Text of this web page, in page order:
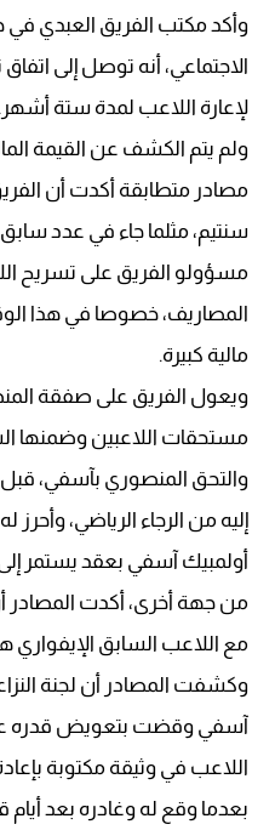
وأكد مكتب الفريق العبدي
الاجتماعي، أنه توصل إلى اتفاق
لإعارة اللاعب لمدة ستة أشهر.
ولم يتم الكشف عن القيمة
سنتيم، مثلما جاء في عدد
مسؤولو الفريق على تسريح
المصاريف، خصوصا في هذا
مالية كبيرة.
ويعول الفريق على صفقة
مستحقات اللاعبين وضمنها
والتحق المنصوري بآسفي،
إليه من الرجاء الرياضي،
أولمبيك آسفي بعقد يستمر إلى
من جهة أخرى، أكدت المصادر
مع اللاعب السابق الإيفواري
وكشفت المصادر أن لجنة
آسفي وقضت بتعويض قدره
اللاعب في وثيقة مكتوبة
بعدما وقع له وغادره بعد